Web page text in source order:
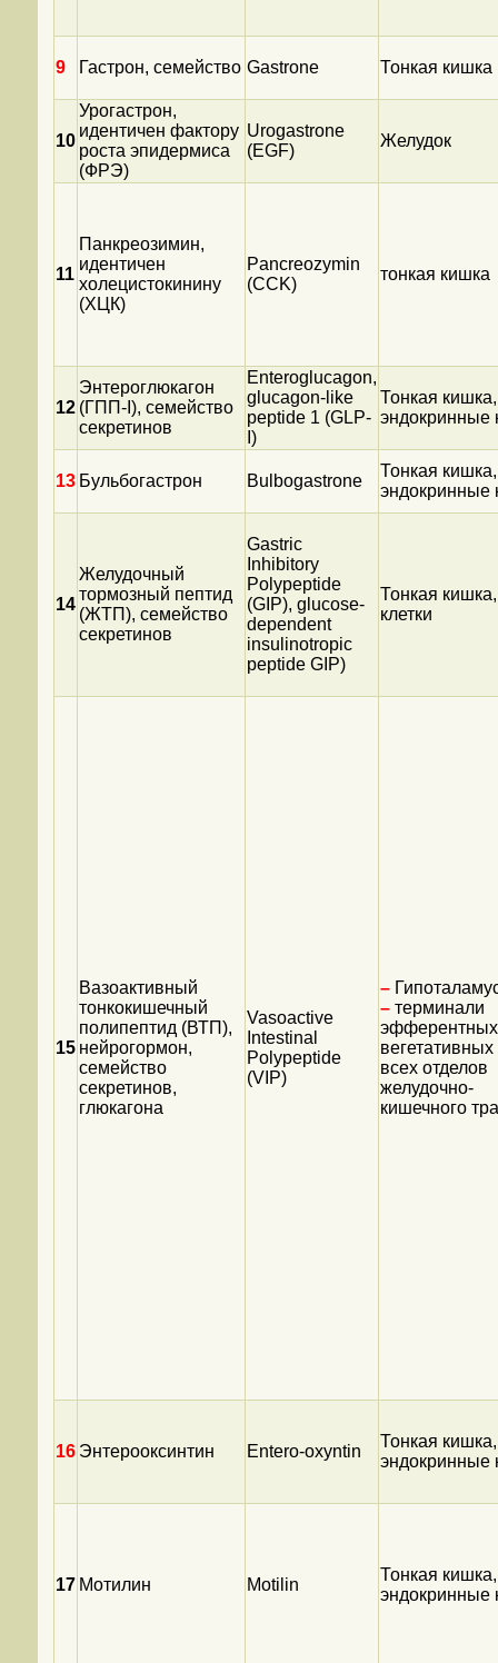
9 Гастрон, семейство Gastrone Тонкая кишка
10
Урогастрон,
идентичен фактору
роста эпидермиса
(ФРЭ)
Urogastrone
(EGF)
Желудок
11
Панкреозимин,
идентичен
холецистокинину
(ХЦК)
Pancreozymin
(CCK)
тонкая кишка
12
Энтероглюкагон
(ГПП-I), семейство
секретинов
Enteroglucagon,
glucagon-like
peptide 1 (GLP-
I)
Тонкая кишка,
эндокринные
13 Бульбогастрон Bulbogastrone
Тонкая кишка,
эндокринные
14
Желудочный
тормозный пептид
(ЖТП), семейство
секретинов
Gastric
Inhibitory
Polypeptide
(GIP), glucose-
dependent
insulinotropic
peptide GIP)
Тонкая
клетки
15
Вазоактивный
тонкокишечный
полипептид (ВТП),
нейрогормон,
семейство
секретинов,
глюкагона
Vasoactive
Intestinal
Polypeptide
(VIP)
–
– терминали
эфферентных
всех отделов
желудочно-
кишечного
16 Энтерооксинтин Entero-oxyntin
Тонкая кишка,
эндокринные
17 Мотилин Motilin
Тонкая кишка,
эндокринные